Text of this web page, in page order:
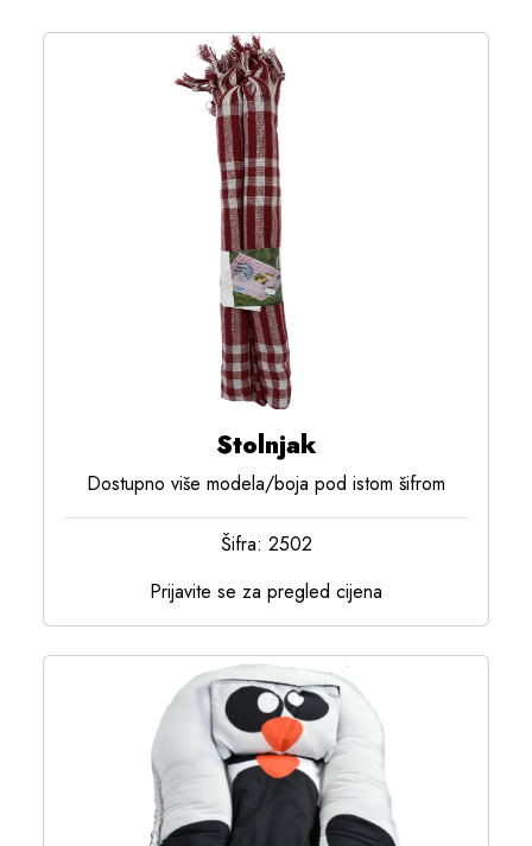
Stolnjak
Dostupno više modela/boja pod istom šifrom
Šifra: 2502
Prijavite se za pregled cijena